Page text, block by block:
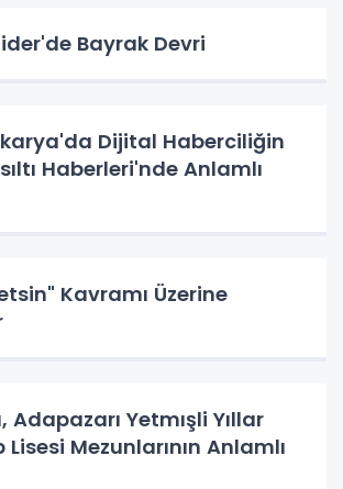
Bayrak Devri
Dijital Haberciliğin
Haberleri'nde Anlamlı
Kavramı Üzerine
Yetmışli Yıllar
Mezunlarının Anlamlı